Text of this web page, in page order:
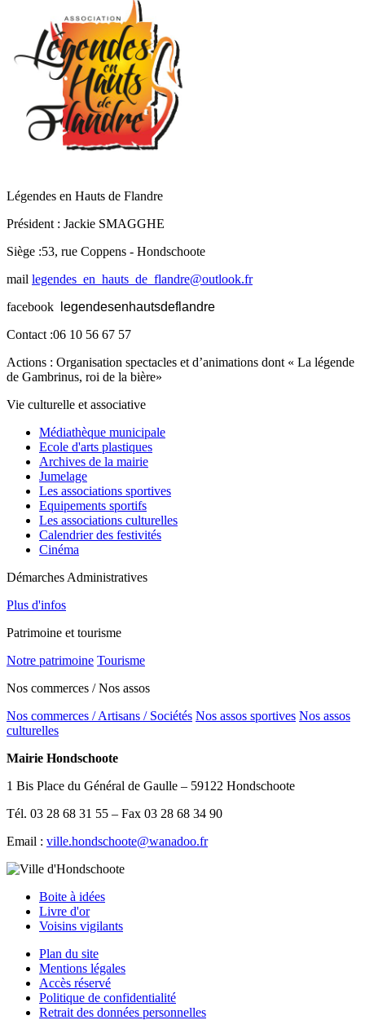
Légendes en Hauts de Flandre
Président : Jackie SMAGGHE
Siège :53, rue Coppens - Hondschoote
mail legendes_en_hauts_de_flandre@outlook.fr
facebook
legendesenhautsdeflandre
Contact :06 10 56 67 57
Actions : Organisation spectacles et d’animations dont « La légende
de Gambrinus, roi de la bière»
Vie culturelle et associative
Médiathèque municipale
Ecole d'arts plastiques
Archives de la mairie
Jumelage
Les associations sportives
Equipements sportifs
Les associations culturelles
Calendrier des festivités
Cinéma
Démarches Administratives
Plus d'infos
Patrimoine et tourisme
Notre patrimoine Tourisme
Nos commerces / Nos assos
Nos commerces / Artisans / Sociétés Nos assos sportives Nos assos
culturelles
Mairie Hondschoote
1 Bis Place du Général de Gaulle – 59122 Hondschoote
Tél. 03 28 68 31 55 – Fax 03 28 68 34 90
Email : ville.hondschoote@wanadoo.fr
Boite à idées
Livre d'or
Voisins vigilants
Plan du site
Mentions légales
Accès réservé
Politique de confidentialité
Retrait des données personnelles